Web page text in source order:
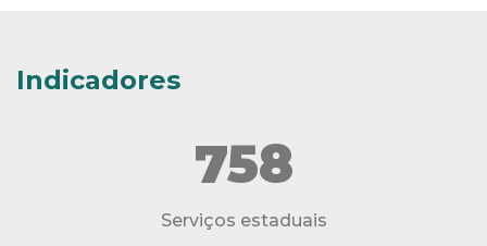
Indicadores
758
Serviços estaduais